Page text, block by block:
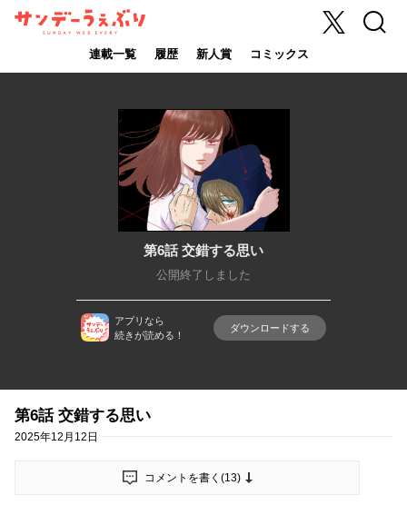
サンデーうぇ
連載一覧 履歴 新人賞 コミックス
X 検索
第6話 交錯する思い
公開終了しました
アプリなら
続きが読める！
ダウンロードする
第6話 交錯する思い
2025年12月12日
コメントを書く(13)